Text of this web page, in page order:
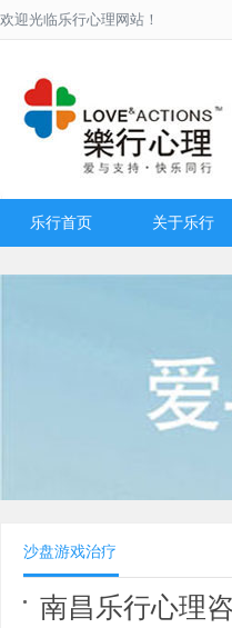
欢迎光临乐行心理网站！
乐行首页 关于乐行
沙盘游戏治疗
南昌乐行心理咨询|注意